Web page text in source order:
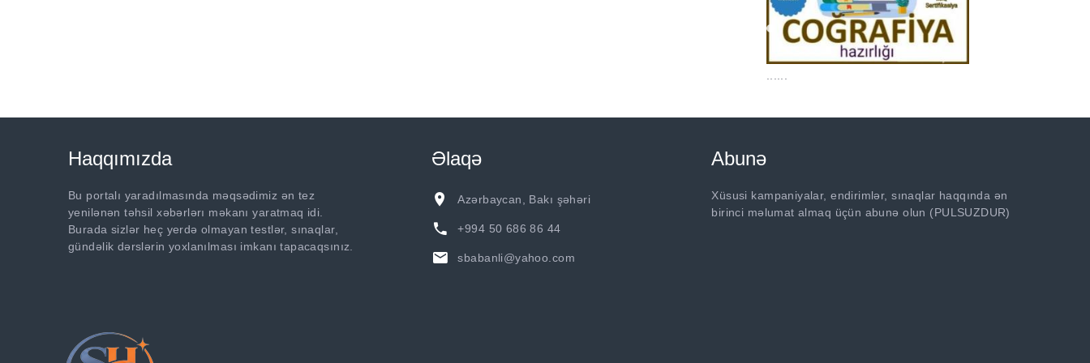
Haqqımızda
Bu portalı yaradılmasında məqsədimiz ən tez
yenilənən təhsil xəbərlərı məkanı yaratmaq idi.
Burada sizlər heç yerdə olmayan testlər, sınaqlar,
gündəlik dərslərin yoxlanılması imkanı tapacaqsınız.
Əlaqə
Azərbaycan, Bakı şəhəri
+994 50 686 86 44
sbabanli@yahoo.com
Abunə
Xüsusi kampaniyalar, endirimlər, sınaqlar haqqında ən
birinci məlumat almaq üçün abunə olun (PULSUZDUR)